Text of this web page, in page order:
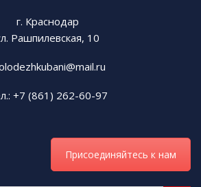
г. Краснодар
Рашпилевская, 10
+7 (861) 262-60-97
Присоединяйтесь к нам